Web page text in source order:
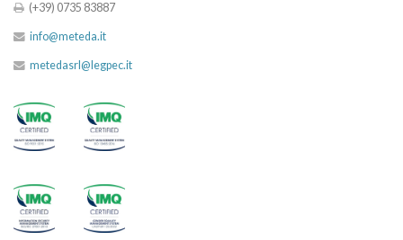
(+39) 0735 83887
info@meteda.it
metedasrl@legpec.it